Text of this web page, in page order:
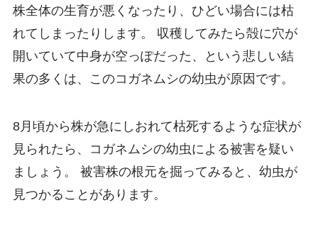
株全体の生育が悪くなったり、ひどい場合には枯
れてしまったりします。 収穫してみたら殻に穴が
開いていて中身が空っぽだった、という悲しい結
果の多くは、このコガネムシの幼虫が原因です。
8月頃から株が急にしおれて枯死するような症状が
見られたら、コガネムシの幼虫による被害を疑い
ましょう。 被害株の根元を掘ってみると、幼虫が
見つかることがあります。